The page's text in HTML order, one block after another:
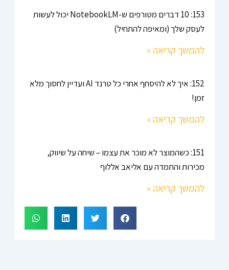
153: 10 דברים מטורפים ש-NotebookLM יכול לעשות
לעסק שלך (ומאיפה להתחיל)
להמשך קריאה »
152: איך לא להיסחף אחרי כל טרנד AI ועדיין לחסוך מלא
זמן!
להמשך קריאה »
151: כשהמוצר לא מוכר את עצמו – שיחה על שיווק,
מכירות והתמדה עם אליאב אללוף
להמשך קריאה »